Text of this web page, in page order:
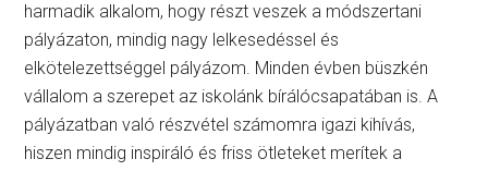
harmadik alkalom, hogy részt veszek a módszertani
pályázaton, mindig nagy lelkesedéssel és
elkötelezettséggel pályázom. Minden évben büszkén
vállalom a szerepet az iskolánk bírálócsapatában is. A
pályázatban való részvétel számomra igazi kihívás,
hiszen mindig inspiráló és friss ötleteket merítek a